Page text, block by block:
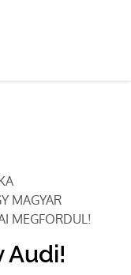
MAGYAR
MEGFORDUL!
Audi!